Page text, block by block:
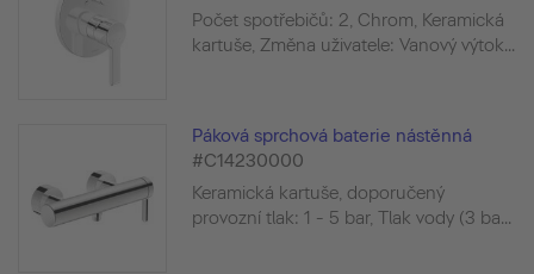
Počet spotřebičů: 2, Chrom, Keramická
kartuše, Změna uživatele: Vanový výtok...
Páková sprchová baterie nástěnná
#C14230000
Keramická kartuše, doporučený
provozní tlak: 1 - 5 bar, Tlak vody (3 ba...